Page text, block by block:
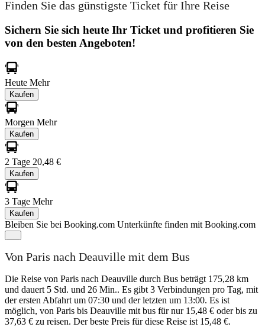
Finden Sie das günstigste Ticket für Ihre Reise
Sichern Sie sich heute Ihr Ticket und profitieren Sie
von den besten Angeboten!
Heute Mehr
Kaufen
Morgen Mehr
Kaufen
2 Tage 20,48 €
Kaufen
3 Tage Mehr
Kaufen
Bleiben Sie bei Booking.com Unterkünfte finden mit Booking.com
Von Paris nach Deauville mit dem Bus
Die Reise von Paris nach Deauville durch Bus beträgt 175,28 km
und dauert 5 Std. und 26 Min.. Es gibt 3 Verbindungen pro Tag, mit
der ersten Abfahrt um 07:30 und der letzten um 13:00. Es ist
möglich, von Paris bis Deauville mit bus für nur 15,48 € oder bis zu
37,63 € zu reisen. Der beste Preis für diese Reise ist 15,48 €.